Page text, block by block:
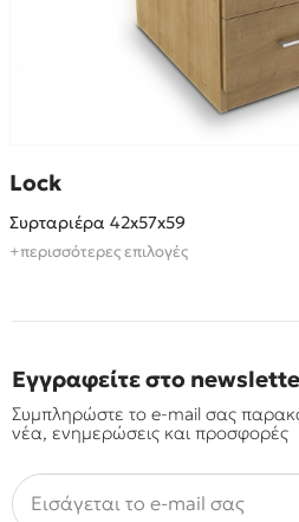
Lock
Συρταριέρα 42x57x59
+περισσότερες επιλογές
Εγγραφείτε στο
Συμπληρώστε το e-mail σας
νέα, ενημερώσεις και προσφορές